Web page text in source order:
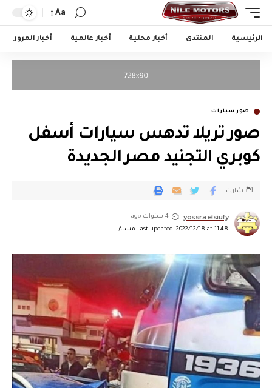
Aa
الرئيسية المنتدى أخبار محلية أخبار عالمية أخبار المرور
صور سيارات
صور تريلا تدهس سيارات أسفل
كوبري التجنيد مصر الجديدة
Last updated: 2022/12/18 at 11:48 مساءً
yossra elsiufy 4 سنوات ago
شارك